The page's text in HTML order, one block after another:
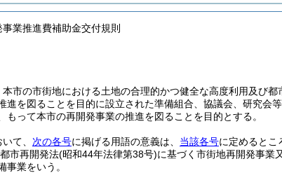
業推進費補助金交付規則
本市の市街地における土地の合理的かつ健全な高度利用及び
進を図ることを目的に設立された準備組合、協議会、研究会
もって本市の再開発事業の推進を図ることを目的とする。
て、 次の各号に掲げる用語の意義は、 当該各号に定めるとこ
市再開発法(昭和44年法律第38号)に基づく市街地再開発事業
事業をいう。